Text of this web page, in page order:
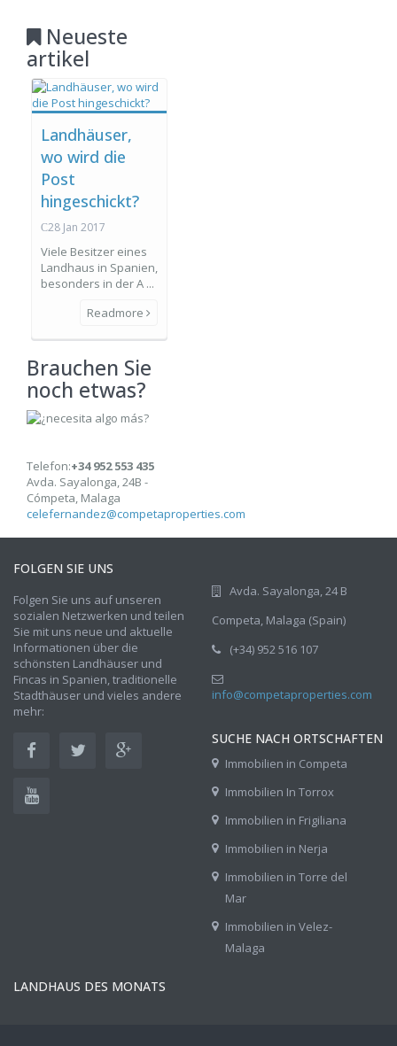
Neueste
artikel
Landhäuser,
wo wird die
Post
hingeschickt?
28 Jan 2017
Viele Besitzer eines
Landhaus in Spanien,
besonders in der A ...
Readmore
Brauchen Sie
noch etwas?
Telefon:+34 952 553 435
Avda. Sayalonga, 24B -
Cómpeta, Malaga
celefernandez@competaproperties.com
FOLGEN SIE UNS
Folgen Sie uns auf unseren
sozialen Netzwerken und teilen
Sie mit uns neue und aktuelle
Informationen über die
schönsten Landhäuser und
Fincas in Spanien, traditionelle
Stadthäuser und vieles andere
mehr:
Avda. Sayalonga, 24 B
Competa, Malaga (Spain)
(+34) 952 516 107
info@competaproperties.com
SUCHE NACH ORTSCHAFTEN
Immobilien in Competa
Immobilien In Torrox
Immobilien in Frigiliana
Immobilien in Nerja
Immobilien in Torre del
Mar
Immobilien in Velez-
Malaga
LANDHAUS DES MONATS